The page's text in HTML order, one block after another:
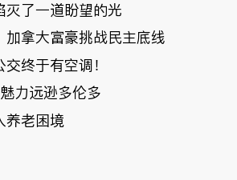
灭了一道盼望的光
加拿大富豪挑战民主底线
终于有空调！
力远逊多伦多
养老困境